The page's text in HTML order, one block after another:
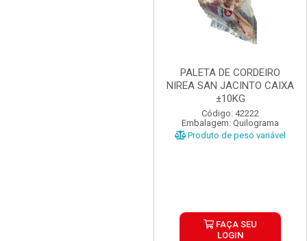
PALETA DE CORDEIRO
NIREA SAN JACINTO CAIXA
±10KG
Código: 42222
Embalagem: Quilograma
Produto de peso variável
FAÇA SEU
LOGIN